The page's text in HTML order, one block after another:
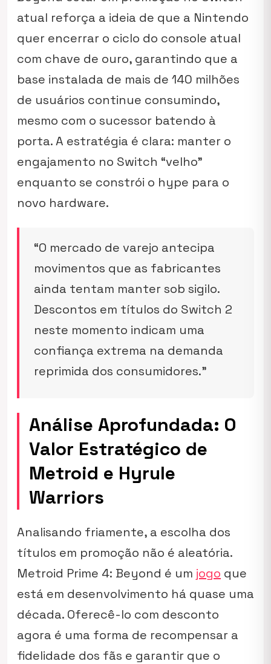
atual reforça a ideia de que a Nintendo
quer encerrar o ciclo do console atual
com chave de ouro, garantindo que a
base instalada de mais de 140 milhões
de usuários continue consumindo,
mesmo com o sucessor batendo à
porta. A estratégia é clara: manter o
engajamento no Switch “velho”
enquanto se constrói o hype para o
novo hardware.
“O mercado de varejo antecipa
movimentos que as fabricantes
ainda tentam manter sob sigilo.
Descontos em títulos do Switch 2
neste momento indicam uma
confiança extrema na demanda
reprimida dos consumidores.”
Análise Aprofundada: O
Valor Estratégico de
Metroid e Hyrule
Warriors
Analisando friamente, a escolha dos
títulos em promoção não é aleatória.
Metroid Prime 4: Beyond é um jogo que
está em desenvolvimento há quase uma
década. Oferecê-lo com desconto
agora é uma forma de recompensar a
fidelidade dos fãs e garantir que o